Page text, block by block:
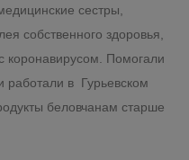
сестры,
собственного здоровья,
коронавирусом. Помогали
работали в Гурьевском
беловчанам старше